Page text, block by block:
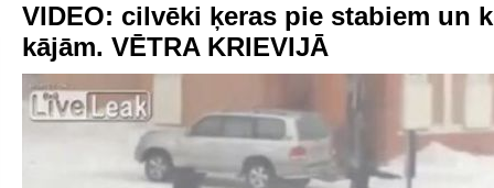
VIDEO: cilvēki ķeras pie stabiem un
kājām. VĒTRA KRIEVIJĀ